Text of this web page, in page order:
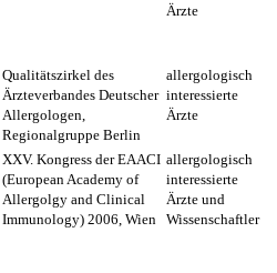
Ärzte
Qualitätszirkel des
Ärzteverbandes Deutscher
Allergologen,
Regionalgruppe Berlin
allergologisch
interessierte
Ärzte
XXV. Kongress der EAACI
(European Academy of
Allergolgy and Clinical
Immunology) 2006, Wien
allergologisch
interessierte
Ärzte und
Wissenschaftler